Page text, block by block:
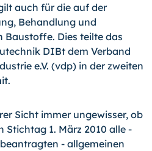
auch für die auf der
Behandlung und
Baustoffe. Dies teilte das
DIBt dem Verband
e.V. (vdp) in der zweiten
Sicht immer ungewisser, ob
Stichtag 1. März 2010 alle -
- allgemeinen